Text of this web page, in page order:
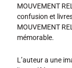
MOUVEMENT
confusion et
MOUVEMENT
mémorable.
L’auteur a une